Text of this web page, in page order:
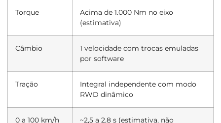
Torque
Acima de 1.000 Nm no eixo
(estimativa)
Câmbio
1 velocidade com trocas emuladas
por software
Tração
Integral independente com modo
RWD dinâmico
0 a 100 km/h
~2,5 a 2,8 s (estimativa, não